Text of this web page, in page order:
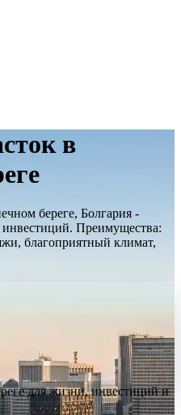
в
береге, Болгария -
Преимущества:
благоприятный климат,
для жизни, инвестиций и